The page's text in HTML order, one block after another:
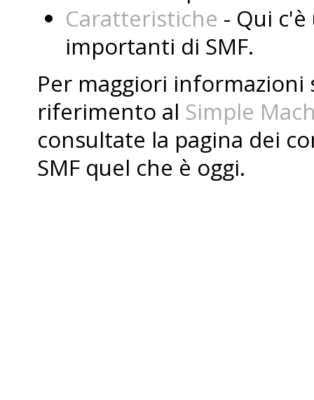
Caratteristiche - Qui
importanti di SMF.
Per maggiori informazioni
riferimento al Simple
consultate la pagina dei
SMF quel che è oggi.